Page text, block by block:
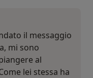
il messaggio
mi sono
al
lei stessa ha